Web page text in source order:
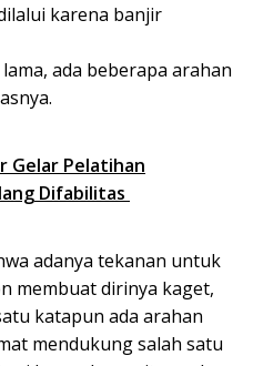
karena banjir
ada beberapa arahan
Gelar Pelatihan
Difabilitas
adanya tekanan untuk
membuat dirinya kaget,
katapun ada arahan
mendukung salah satu